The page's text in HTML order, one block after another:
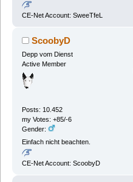
CE-Net Account: SweeTfeL
ScoobyD
Depp vom Dienst
Active Member
Posts: 10.452
my Votes: +85/-6
Gender:
Einfach nicht beachten.
CE-Net Account: ScoobyD